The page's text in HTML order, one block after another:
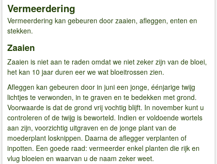
Vermeerdering
Vermeerdering kan gebeuren door zaaien, afleggen, enten en
stekken.
Zaaien
Zaaien is niet aan te raden omdat we niet zeker zijn van de bloei,
het kan 10 jaar duren eer we wat bloeitrossen zien.
Afleggen kan gebeuren door in juni een jonge, éénjarige twijg
lichtjes te verwonden, in te graven en te bedekken met grond.
Voorwaarde is dat de grond vrij vochtig blijft. In november kunt u
controleren of de twijg is beworteld. Indien er voldoende wortels
aan zijn, voorzichtig uitgraven en de jonge plant van de
moederplant losknippen. Daarna de aflegger verplanten of
inpotten. Een goede raad: vermeerder enkel planten die rijk en
vlug bloeien en waarvan u de naam zeker weet.